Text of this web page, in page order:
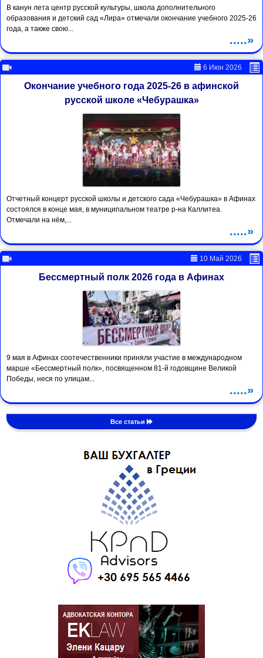
В канун лета центр русской культуры, школа дополнительного
образования и детский сад «Лира» отмечали окончание учебного 2025-26
года, а также свою...
.....»
6 Июн 2026
Окончание учебного года 2025-26 в афинской
русской школе «Чебурашка»
Отчетный концерт русской школы и детского сада «Чебурашка» в Афинах
состоялся в конце мая, в муниципальном театре р-на Каллитеа.
Отмечали на нём,...
.....»
10 Май 2026
Бессмертный полк 2026 года в Афинах
9 мая в Афинах соотечественники приняли участие в международном
марше «Бессмертный полк», посвященном 81-й годовщине Великой
Победы, неся по улицам...
.....»
Все статьи